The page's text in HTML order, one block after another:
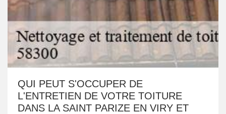
QUI PEUT S'OCCUPER DE
L'ENTRETIEN DE VOTRE TOITURE
DANS LA SAINT PARIZE EN VIRY ET